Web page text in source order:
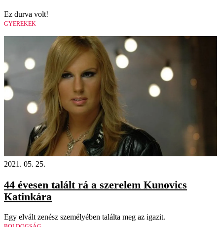
Ez durva volt!
GYEREKEK
2021. 05. 25.
44 évesen talált rá a szerelem Kunovics
Katinkára
Egy elvált zenész személyében találta meg az igazit.